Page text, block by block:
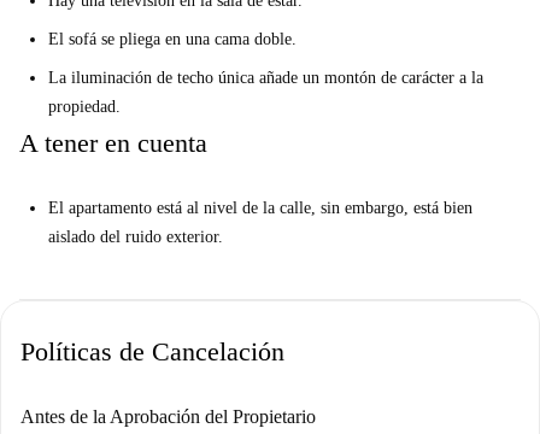
El sofá se pliega en una cama doble.
La iluminación de techo única añade un montón de carácter a la
propiedad.
A tener en cuenta
El apartamento está al nivel de la calle, sin embargo, está bien
aislado del ruido exterior.
Políticas de Cancelación
Antes de la Aprobación del Propietario